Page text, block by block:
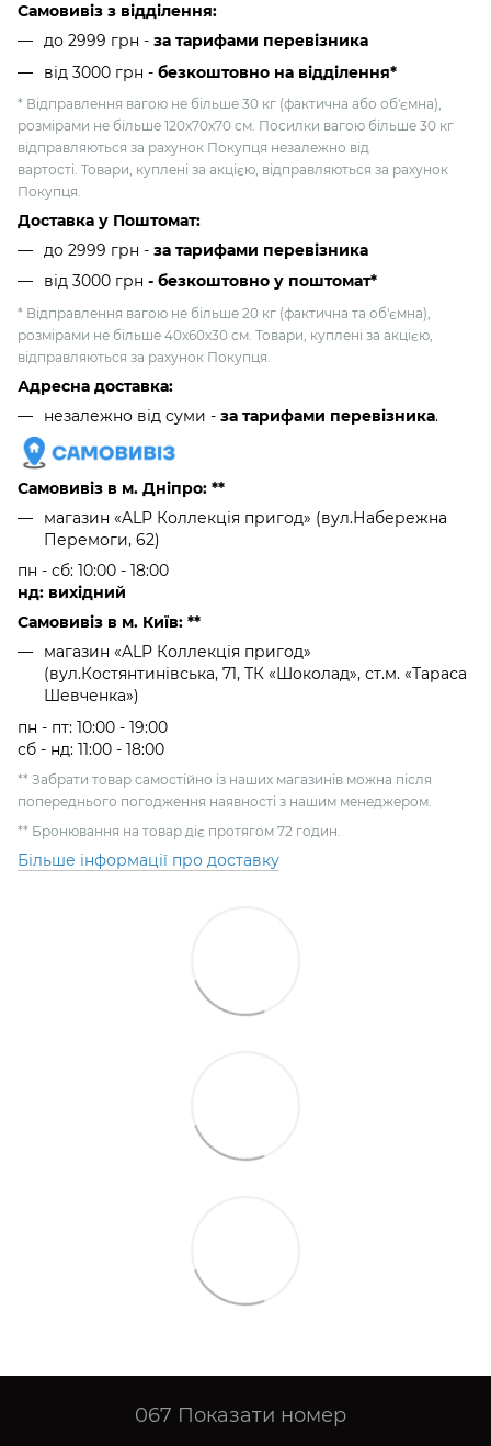
Самовивіз з відділення:
до 2999 грн - за тарифами перевізника
від 3000 грн - безкоштовно на відділення*
* Відправлення вагою не більше 30 кг (фактична або об'ємна),
розмірами не більше 120х70х70 см. Посилки вагою більше 30 кг
відправляються за рахунок Покупця незалежно від
вартості. Товари, куплені за акцією, відправляються за рахунок
Покупця.
Доставка у Поштомат:
до 2999 грн - за тарифами перевізника
від 3000 грн - безкоштовно у поштомат*
* Відправлення вагою не більше 20 кг (фактична та об'ємна),
розмірами не більше 40х60х30 см. Товари, куплені за акцією,
відправляються за рахунок Покупця.
Адресна доставка:
незалежно від суми - за тарифами перевізника.
Самовивіз в м. Дніпро: **
магазин «ALP Коллекція пригод» (вул.Набережна
Перемоги, 62)
пн - сб: 10:00 - 18:00
нд: вихідний
Самовивіз в м. Київ: **
магазин «ALP Коллекція пригод»
(вул.Костянтинівська, 71, ТК «Шоколад», ст.м. «Тараса
Шевченка»)
пн - пт: 10:00 - 19:00
сб - нд: 11:00 - 18:00
** Забрати товар самостійно із наших магазинів можна після
попереднього погодження наявності з нашим менеджером.
** Бронювання на товар діє протягом 72 годин.
Більше інформації про доставку
067 Показати номер